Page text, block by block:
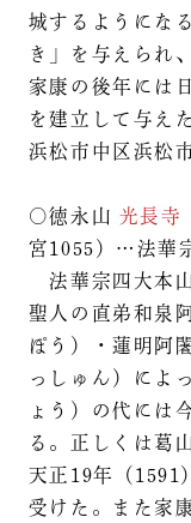
城するようにな
き」を与えられ
家康の後年には
を建立して与え
浜松市中区浜松
○徳永山 光長寺
宮1055）…法華
法華宗四大本
聖人の直弟和泉
ぽう）・蓮明阿
っしゅん）によ
ょう）の代には
る。正しくは葛
天正19年（1591
受けた。また家